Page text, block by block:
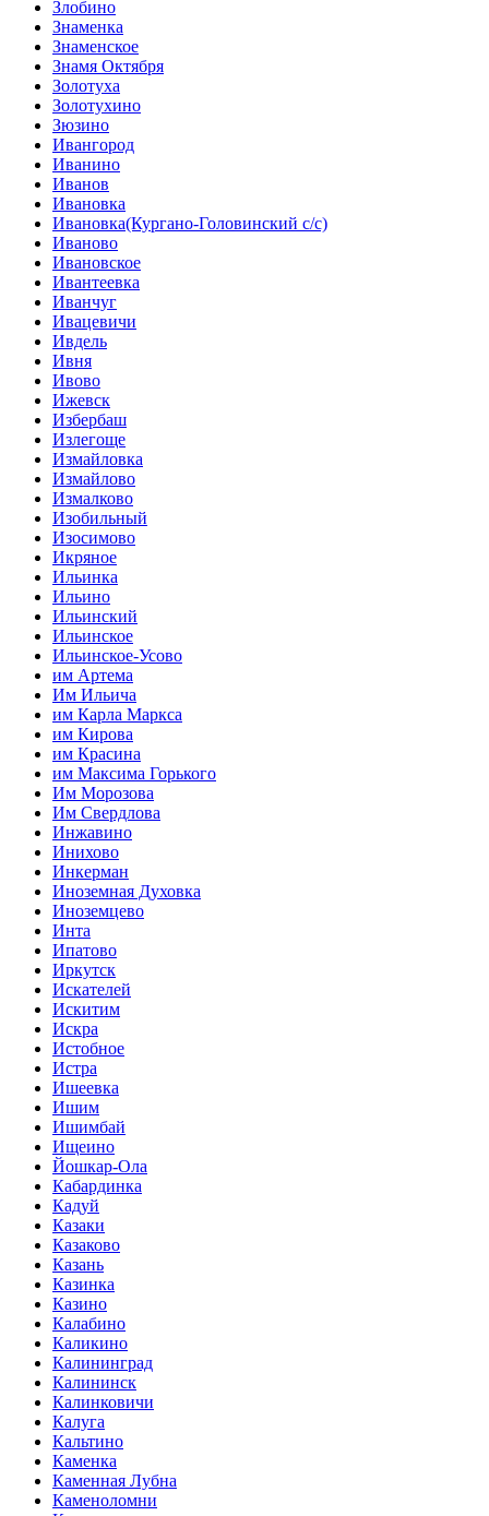
Злобино
Знаменка
Знаменское
Знамя Октября
Золотуха
Золотухино
Зюзино
Ивангород
Иванино
Иванов
Ивановка
Ивановка(Кургано-Головинский с/с)
Иваново
Ивановское
Ивантеевка
Иванчуг
Ивацевичи
Ивдель
Ивня
Ивово
Ижевск
Избербаш
Излегоще
Измайловка
Измайлово
Измалково
Изобильный
Изосимово
Икряное
Ильинка
Ильино
Ильинский
Ильинское
Ильинское-Усово
им Артема
Им Ильича
им Карла Маркса
им Кирова
им Красина
им Максима Горького
Им Морозова
Им Свердлова
Инжавино
Инихово
Инкерман
Иноземная Духовка
Иноземцево
Инта
Ипатово
Иркутск
Искателей
Искитим
Искра
Истобное
Истра
Ишеевка
Ишим
Ишимбай
Ищеино
Йошкар-Ола
Кабардинка
Кадуй
Казаки
Казаково
Казань
Казинка
Казино
Калабино
Каликино
Калининград
Калининск
Калинковичи
Калуга
Кальтино
Каменка
Каменная Лубна
Каменоломни